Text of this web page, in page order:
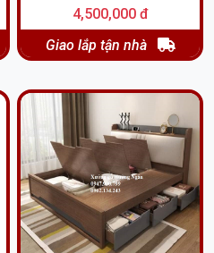
4,500,000 đ
Giao lắp tận nhà